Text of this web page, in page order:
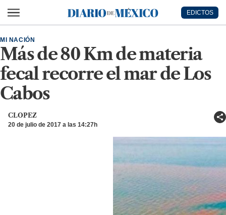
Diario de México
EDICTOS
Más de 80 Km de materia
fecal recorre el mar de Los
Cabos
MI NACIÓN
CLOPEZ
20 de julio de 2017 a las 14:27h